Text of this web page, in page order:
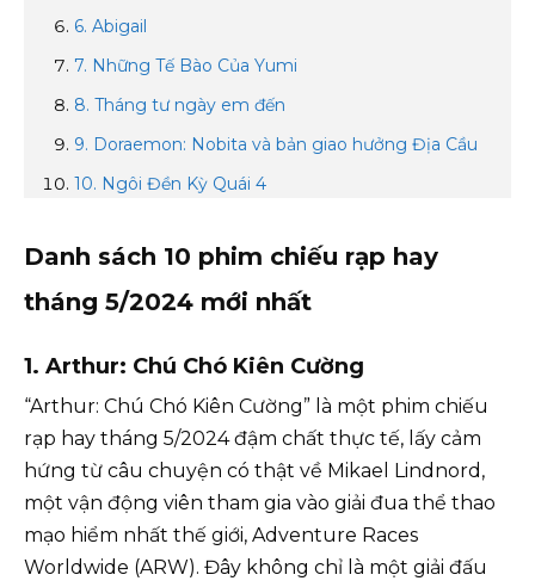
6. Abigail
7. Những Tế Bào Của Yumi
8. Tháng tư ngày em đến
9. Doraemon: Nobita và bản giao hưởng Địa Cầu
10. Ngôi Đền Kỳ Quái 4
Danh sách 10 phim chiếu rạp hay
tháng 5/2024 mới nhất
1. Arthur: Chú Chó Kiên Cường
“Arthur: Chú Chó Kiên Cường” là một phim chiếu
rạp hay tháng 5/2024 đậm chất thực tế, lấy cảm
hứng từ câu chuyện có thật về Mikael Lindnord,
một vận động viên tham gia vào giải đua thể thao
mạo hiểm nhất thế giới, Adventure Races
Worldwide (ARW). Đây không chỉ là một giải đấu